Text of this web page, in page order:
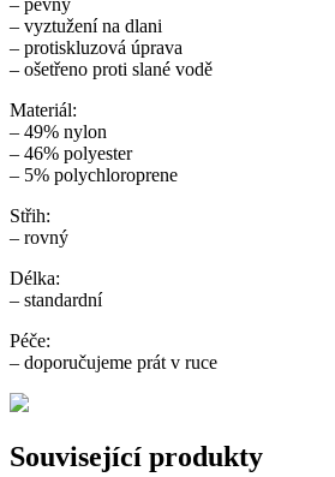
– vyztužení na dlani
– protiskluzová úprava
– ošetřeno proti slané vodě
Materiál:
– 49% nylon
– 46% polyester
– 5% polychloroprene
Střih:
– rovný
Délka:
– standardní
Péče:
– doporučujeme prát v ruce
Související produkty